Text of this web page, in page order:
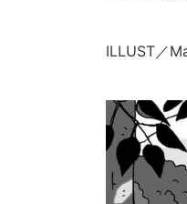
ILLUST／